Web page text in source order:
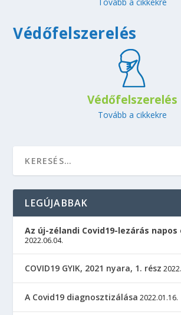
Védőfelszerelés
Védőfelszerelés
Tovább a cikkekre
LEGÚJABBAK
Az új-zélandi Covid19-lezárás napos
2022.06.04.
COVID19 GYIK, 2021 nyara, 1. rész
A Covid19 diagnosztizálása 2022.01.16.